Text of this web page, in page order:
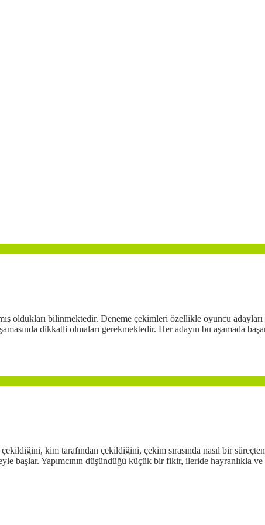
oldukları bilinmektedir. Deneme çekimleri özellikle oyuncu
dikkatli olmaları gerekmektedir. Her adayın bu aşamada
kim tarafından çekildiğini, çekim sırasında nasıl bir
başlar. Yapımcının düşündüğü küçük bir fikir, ileride hayranlıkla